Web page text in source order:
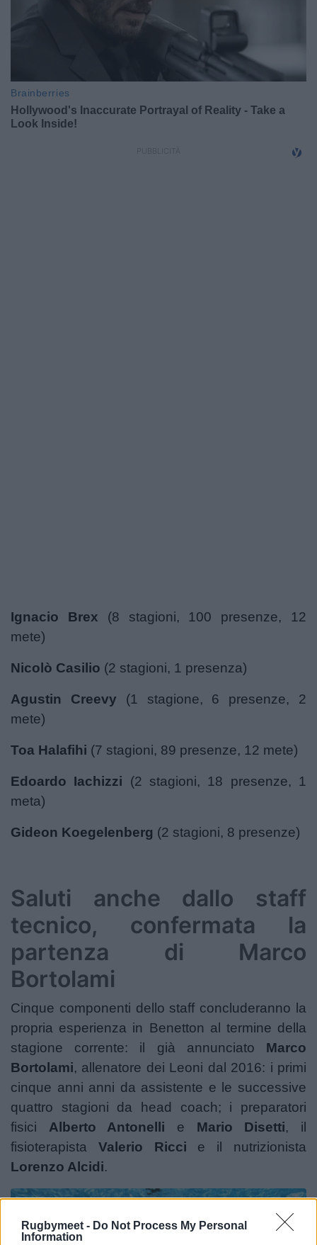
Rugbymeet - Do Not Process My Personal
Information
Ignacio Brex (8 stagioni, 100 presenze, 12
mete)
Nicolò Casilio (2 stagioni, 1 presenza)
Agustin Creevy (1 stagione, 6 presenze, 2
mete)
Toa Halafihi (7 stagioni, 89 presenze, 12 mete)
Edoardo Iachizzi (2 stagioni, 18 presenze, 1
meta)
Gideon Koegelenberg (2 stagioni, 8 presenze)
Saluti anche dallo staff
tecnico, confermata la
partenza di Marco
Bortolami
Cinque componenti dello staff concluderanno la
propria esperienza in Benetton al termine della
stagione corrente: il già annunciato Marco
Bortolami, allenatore dei Leoni dal 2016: i primi
cinque anni anni da assistente e le successive
quattro stagioni da head coach; i preparatori
fisici Alberto Antonelli e Mario Disetti, il
fisioterapista Valerio Ricci e il nutrizionista
Lorenzo Alcidi.